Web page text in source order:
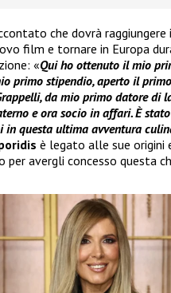
che dovrà raggiungere
film e tornare in Europa
«Qui ho ottenuto il mio
primo stipendio, aperto il
da mio primo datore di
e ora socio in affari. È
in questa ultima avventura
è legato alle sue origini
per avergli concesso questa